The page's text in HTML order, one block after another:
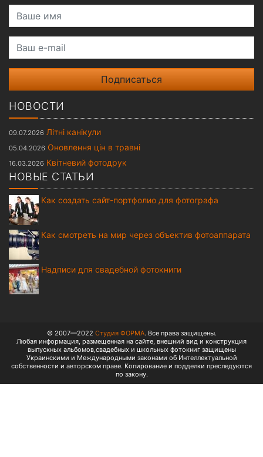
Ваше имя
Ваш e-mail
НОВОСТИ
09.07.2026 Літні канікули
05.04.2026 Оновлення цін в травні
16.03.2026 Квітневий фотодрук
НОВЫЕ СТАТЬИ
Как создать сайт-портфолио для фотографа
Как смотреть на мир через объектив фотоаппарата
Надписи для свадебной фотокниги
© 2007—2022 Студия ФОРМА. Все права защищены.
Любая информация, размещенная на сайте, внешний вид и конструкция
выпускных альбомов,свадебных и школьных фотокниг защищены
Украинскими и Международными законами об Интеллектуальной
собственности и авторском праве. Копирование и подделки преследуются
по закону.